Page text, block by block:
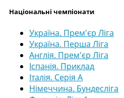
Національні чемпіонати
Україна. Прем'єр Ліга
Україна. Перша Ліга
Англія. Прем'єр Ліга
Іспанія. Приклад
Італія. Серія А
Німеччина. Бундесліга